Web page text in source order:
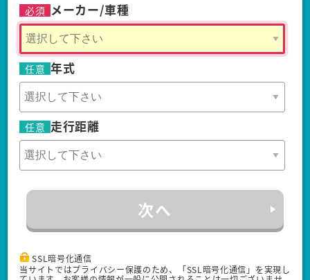
必須 メーカー/車種
任意 年式
任意 走行距離
次へ
SSL暗号化通信
当サイトではプライバシー保護のため、「SSL暗号化通信」を実現し